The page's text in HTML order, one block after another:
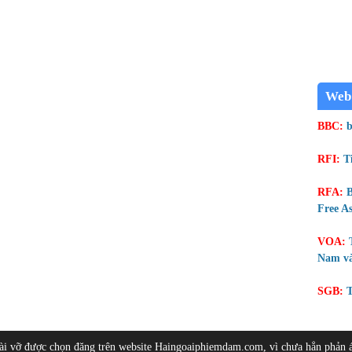
BBC:
RFI:
RFA:
Free
VOA:
Nam
SGB:
vỡ được chọn đăng trên website Haingoaiphiemdam.com, vì chưa hẳn